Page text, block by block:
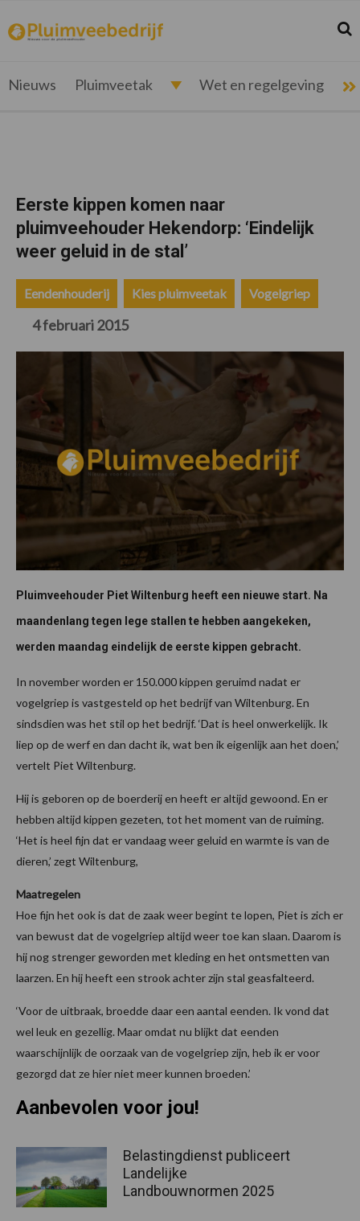
de
hoofdnavigatie
de
hoofd
de
eerste
de
voettekst
pluimveebedrijf.nl
Nieuws
pluimveehouder
Nieuws Pluimveetak Wet en regelgeving
Eerste kippen komen naar
pluimveehouder Hekendorp: ‘Eindelijk
weer geluid in de stal’
Eendenhouderij Kies pluimveetak Vogelgriep
4 februari 2015
Pluimveehouder Piet Wiltenburg heeft een nieuwe start. Na
maandenlang tegen lege stallen te hebben aangekeken,
werden maandag eindelijk de eerste kippen gebracht.
In november worden er 150.000 kippen geruimd nadat er
vogelgriep is vastgesteld op het bedrijf van Wiltenburg. En
sindsdien was het stil op het bedrijf. ‘Dat is heel onwerkelijk. Ik
liep op de werf en dan dacht ik, wat ben ik eigenlijk aan het doen,’
vertelt Piet Wiltenburg.
Hij is geboren op de boerderij en heeft er altijd gewoond. En er
hebben altijd kippen gezeten, tot het moment van de ruiming.
‘Het is heel fijn dat er vandaag weer geluid en warmte is van de
dieren,’ zegt Wiltenburg,
Maatregelen
Hoe fijn het ook is dat de zaak weer begint te lopen, Piet is zich er
van bewust dat de vogelgriep altijd weer toe kan slaan. Daarom is
hij nog strenger geworden met kleding en het ontsmetten van
laarzen. En hij heeft een strook achter zijn stal geasfalteerd.
‘Voor de uitbraak, broedde daar een aantal eenden. Ik vond dat
wel leuk en gezellig. Maar omdat nu blijkt dat eenden
waarschijnlijk de oorzaak van de vogelgriep zijn, heb ik er voor
gezorgd dat ze hier niet meer kunnen broeden.’
Aanbevolen voor jou!
Belastingdienst publiceert
Landelijke
Landbouwnormen 2025